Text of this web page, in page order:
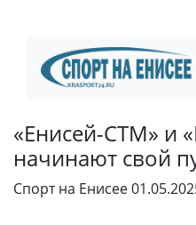
«Енисей-СТМ» и
начинают свой
Спорт на Енисее